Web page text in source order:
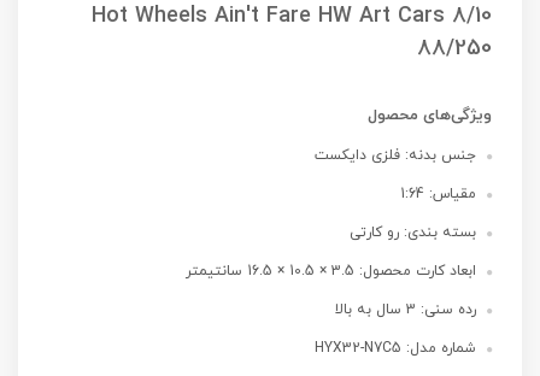
Hot Wheels Ain't Fare HW Art Cars 8/10
88/250
ویژگی‌های محصول
جنس بدنه: فلزی دایکست
مقیاس: 1:64
بسته بندی: رو کارتی
ابعاد کارت محصول: 3.5 × 10.5 × 16.5 سانتیمتر
رده سنی: 3 سال به بالا
شماره مدل: HYX32-N7C5